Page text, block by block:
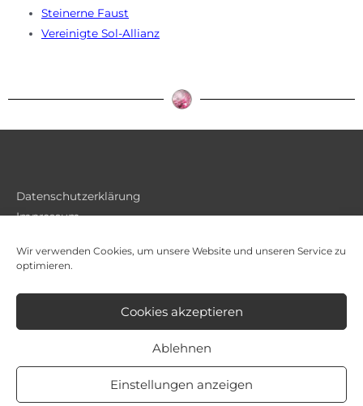
Wir verwenden Cookies, um unsere Website und unseren Service zu
optimieren.
Cookies akzeptieren
Ablehnen
Einstellungen anzeigen
Steinerne Faust
Vereinigte Sol-Allianz
Datenschutzerklärung
Impressum